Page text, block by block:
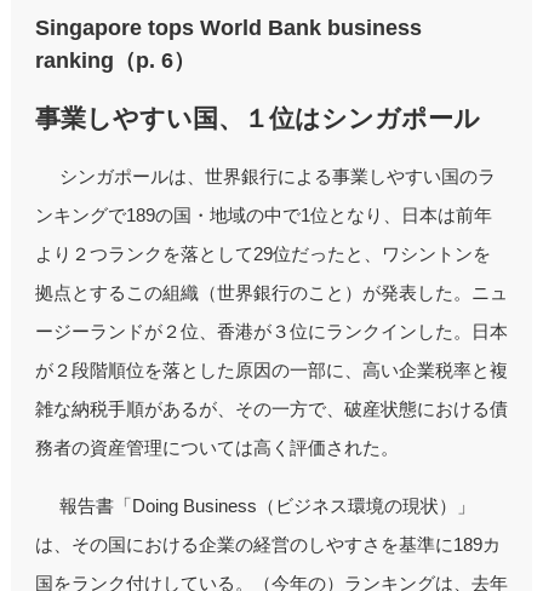
Singapore tops World Bank business
ranking（p. 6）
事業しやすい国、１位はシンガポール
シンガポールは、世界銀行による事業しやすい国のラ
ンキングで189の国・地域の中で1位となり、日本は前年
より２つランクを落として29位だったと、ワシントンを
拠点とするこの組織（世界銀行のこと）が発表した。ニュ
ージーランドが２位、香港が３位にランクインした。日本
が２段階順位を落とした原因の一部に、高い企業税率と複
雑な納税手順があるが、その一方で、破産状態における債
務者の資産管理については高く評価された。
報告書「Doing Business（ビジネス環境の現状）」
は、その国における企業の経営のしやすさを基準に189カ
国をランク付けしている。（今年の）ランキングは、去年